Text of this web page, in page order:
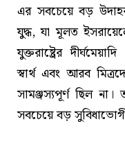
এর সবচেয়ে বড়
যুদ্ধ, যা মূলত
যুক্তরাষ্ট্রের
স্বার্থ এবং আরব
সামঞ্জস্যপূর্ণ ছিল
সবচেয়ে বড়